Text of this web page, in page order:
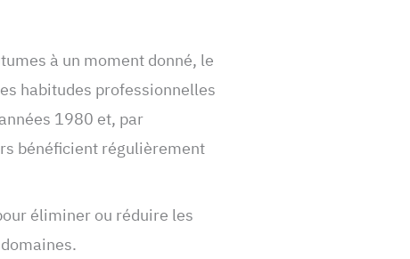
à un moment donné, le
habitudes professionnelles
1980 et, par
bénéficient régulièrement
éliminer ou réduire les